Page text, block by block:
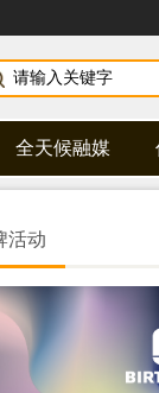
全天候融媒
活动